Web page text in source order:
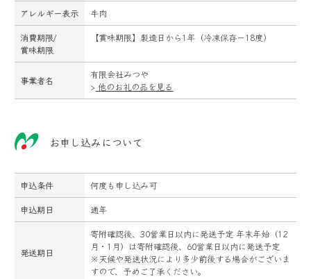
アレルギー表示
牛肉
消費期限/
賞味期限
【賞味期限】製造日から1年（冷凍保存－18度）
事業者名
有限会社みつや
> 他のお礼の品を見る
お申し込みについて
申込条件
何度も申し込み可
申込期日
通年
発送期日
寄附確認後、30営業日以内に発送予定 年末年始（12
月・1月）は寄附確認後、60営業日以内に発送予定
※天候や発送状況により多少前後する場合がございま
すので、予めご了承ください。